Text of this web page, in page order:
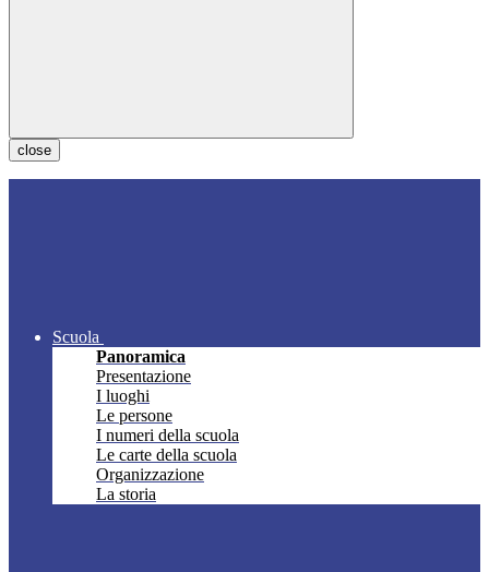
close
Scuola
Panoramica
Presentazione
I luoghi
Le persone
I numeri della scuola
Le carte della scuola
Organizzazione
La storia